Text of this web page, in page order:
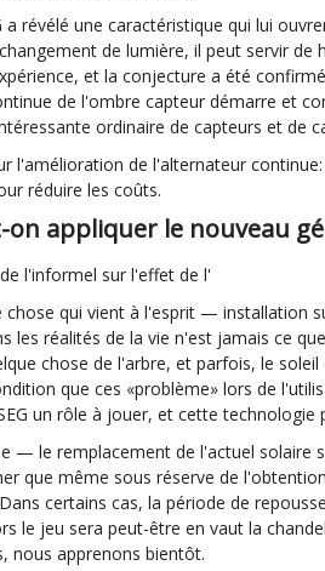
a révélé une caractéristique qui lui
de lumière, il peut servir
et la conjecture a été
de l'ombre capteur démarre et
ordinaire de capteurs et de
l'amélioration de l'alternateur
réduire les coûts.
on appliquer le nouveau
l'informel sur l'effet de l'
chose qui vient à l'esprit — installation
les réalités de la vie n'est jamais ce
chose de l'arbre, et parfois, le
que ces «problème» lors de
un rôle à jouer, et cette technologie
— le remplacement de l'actuel solaire
que même sous réserve de
certains cas, la période de
le jeu sera peut-être en vaut la
nous apprenons bientôt.